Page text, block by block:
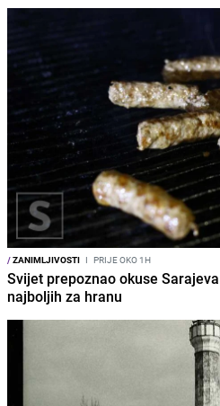
/ZANIMLJIVOSTI I PRIJE OKO 1H
Svijet prepoznao okuse
najboljih za hranu